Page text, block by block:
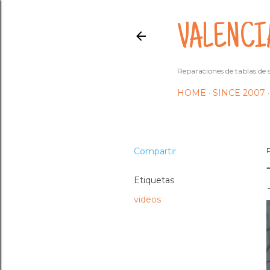
Reparaciones de tablas
HOME SINCE 2007
Compartir
Etiquetas
videos